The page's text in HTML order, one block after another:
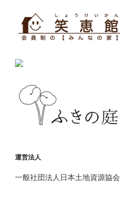
運営法人
一般社団法人日本土地資源協会